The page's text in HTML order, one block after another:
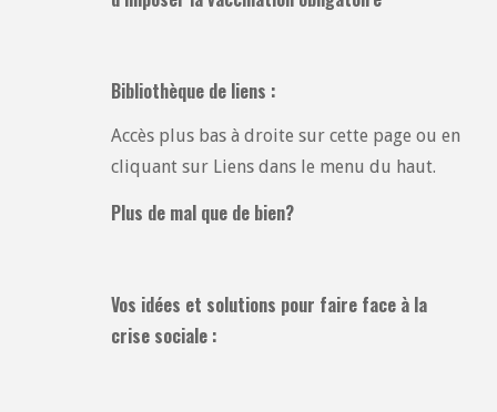
Bibliothèque de liens :
Accès plus bas à droite sur cette page ou en
cliquant sur Liens dans le menu du haut.
Plus de mal que de bien?
Vos idées et solutions pour faire face à la
crise sociale :